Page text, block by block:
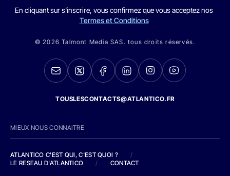
En cliquant sur s'inscrire, vous confirmez que vous acceptez nos
Termes et Conditions
© 2026 Talmont Media SAS. tous droits réservés.
TOUSLESCONTACTS@ATLANTICO.FR
MIEUX NOUS CONNAITRE
ATLANTICO C'EST QUI, C'EST QUOI ?
/
LE RESEAU D'ATLANTICO
/ CONTACT